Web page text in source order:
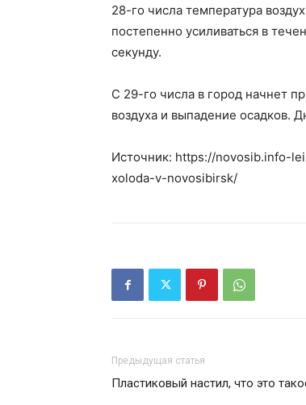
28-го числа температура
постепенно усиливаться в
секунду.
С 29-го числа в город начнет
воздуха и выпадение осадков.
Источник: https://novosib.info-
xoloda-v-novosibirsk/
Предыдущая статья
Пластиковый настил, что это